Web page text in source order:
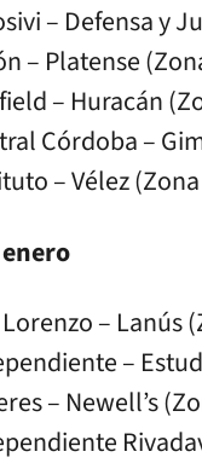
– Defensa y
– Platense
– Huracán
Córdoba –
– Vélez (Zona
– Lanús
–
– Newell’s